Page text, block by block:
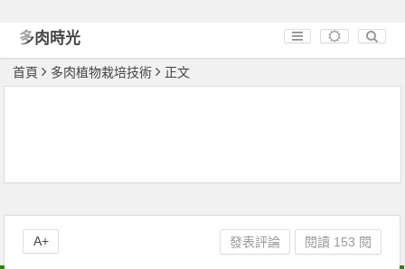
多肉時光
首頁 多肉植物栽培技術 正文
發表評論 閱讀 153 閱
A+